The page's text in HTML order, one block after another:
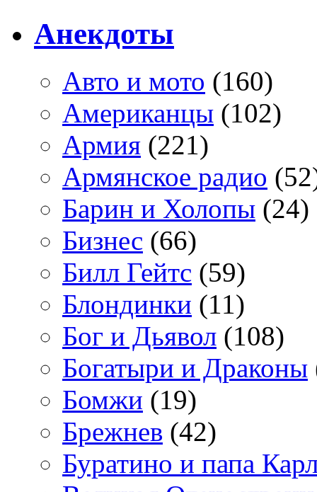
Анекдоты
Авто и мото (160)
Американцы (102)
Армия (221)
Армянское радио
Барин и Холопы (24)
Бизнес (66)
Билл Гейтс (59)
Блондинки (11)
Бог и Дьявол (108)
Богатыри и Драконы
Бомжи (19)
Брежнев (42)
Буратино и папа